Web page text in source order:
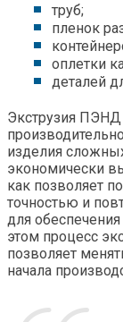
труб;
пленок
оплетки
деталей
Экструзия ПЭНД
изделия
экономически
как позволяет
точностью и
для
этом процесс
позволяет
начала